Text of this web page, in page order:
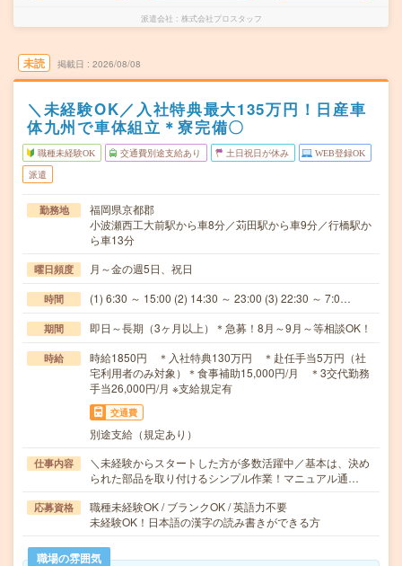
派遣会社 株式会社プロスタッフ
未読 掲載日 2026/08/08
＼未経験OK／入社特典最大135万円！日産車
体九州で車体組立＊寮完備〇
職種未経験OK 交通費別途支給あり 土日祝日が休み WEB登録OK
派遣
勤務地
福岡県京都郡
小波瀬西工大前駅から車8分／苅田駅から車9分／行橋駅か
ら車13分
曜日頻度 月～金の週5日、祝日
時間 (1) 6:30 ～ 15:00 (2) 14:30 ～ 23:00 (3) 22:30 ～ 7:0…
期間 即日～長期（3ヶ月以上）＊急募！8月～9月～等相談OK！
時給
時給1850円 ＊入社特典130万円 ＊赴任手当5万円（社
宅利用者のみ対象）＊食事補助15,000円/月 ＊3交代勤務
手当26,000円/月 ※支給規定有
交通費
別途支給（規定あり）
仕事内容
＼未経験からスタートした方が多数活躍中／基本は、決め
られた部品を取り付けるシンプル作業！マニュアル通…
応募資格
職種未経験OK / ブランクOK / 英語力不要
未経験OK！日本語の漢字の読み書きができる方
職場の雰囲気